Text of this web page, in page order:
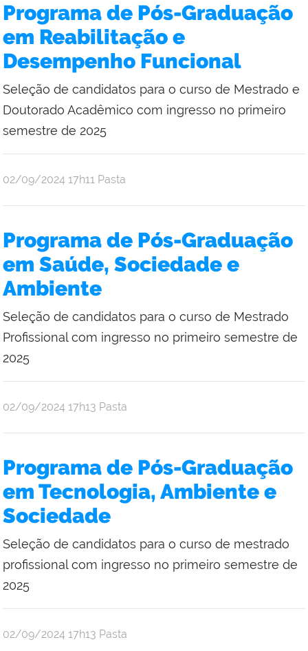
Programa de Pós-Graduação
em Reabilitação e
Desempenho Funcional
Seleção de candidatos para o curso de Mestrado e
Doutorado Acadêmico com ingresso no primeiro
semestre de 2025
publicado
02/09/2024 17h11 Pasta
Programa de Pós-Graduação
em Saúde, Sociedade e
Ambiente
Seleção de candidatos para o curso de Mestrado
Profissional com ingresso no primeiro semestre de
2025
publicado
02/09/2024 17h13 Pasta
Programa de Pós-Graduação
em Tecnologia, Ambiente e
Sociedade
Seleção de candidatos para o curso de mestrado
profissional com ingresso no primeiro semestre de
2025
publicado
02/09/2024 17h13 Pasta